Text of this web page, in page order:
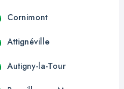
Cornimont
Attignéville
Autigny-la-Tour